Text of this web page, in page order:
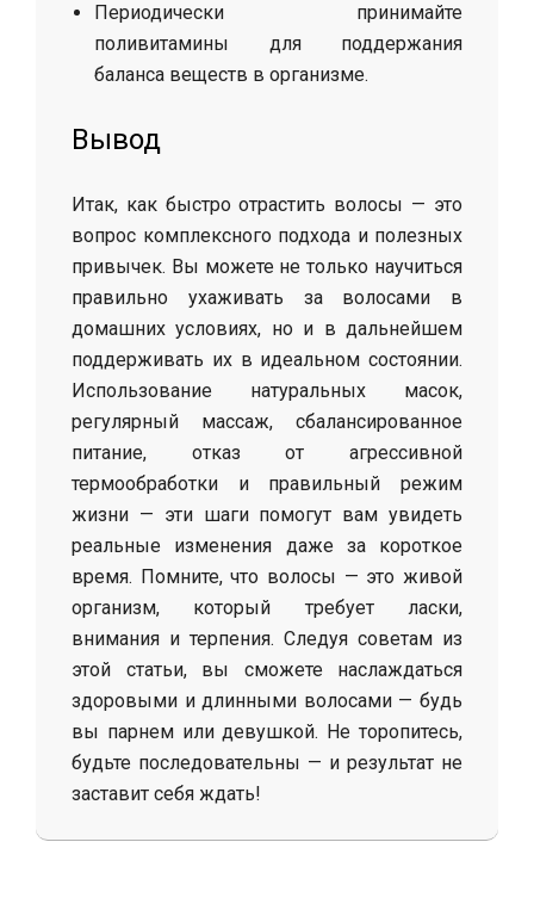
Периодически принимайте
поливитамины для поддержания
баланса веществ в организме.
Вывод
Итак, как быстро отрастить волосы — это
вопрос комплексного подхода и полезных
привычек. Вы можете не только научиться
правильно ухаживать за волосами в
домашних условиях, но и в дальнейшем
поддерживать их в идеальном состоянии.
Использование натуральных масок,
регулярный массаж, сбалансированное
питание, отказ от агрессивной
термообработки и правильный режим
жизни — эти шаги помогут вам увидеть
реальные изменения даже за короткое
время. Помните, что волосы — это живой
организм, который требует ласки,
внимания и терпения. Следуя советам из
этой статьи, вы сможете наслаждаться
здоровыми и длинными волосами — будь
вы парнем или девушкой. Не торопитесь,
будьте последовательны — и результат не
заставит себя ждать!
2025-